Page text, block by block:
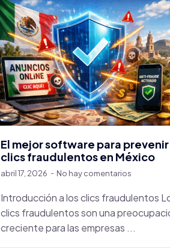
El mejor software para prevenir
clics fraudulentos en México
abril 17, 2026 No hay comentarios
Introducción a los clics fraudulentos
clics fraudulentos son una
creciente para las empresas ...